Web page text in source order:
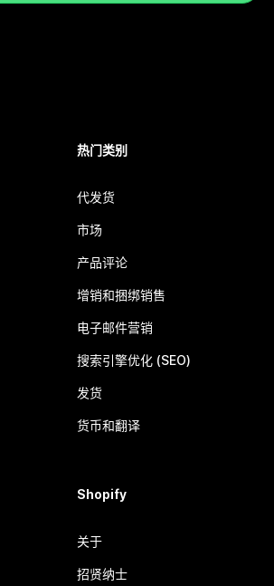
热门类别
代发货
市场
产品评论
增销和捆绑销售
电子邮件营销
搜索引擎优化 (SEO)
发货
货币和翻译
Shopify
关于
招贤纳士